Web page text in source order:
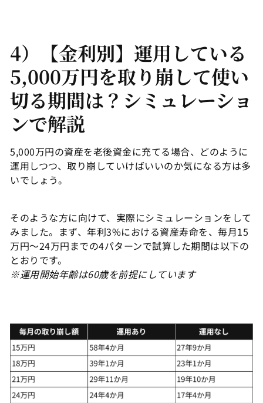
4）【金利別】運用している
5,000万円を取り崩して使い
切る期間は？シミュレーショ
ンで解説
5,000万円の資産を老後資金に充てる場合、どのように
運用しつつ、取り崩していけばいいのか気になる方は多
いでしょう。
そのような方に向けて、実際にシミュレーションをして
みました。まず、年利3%における資産寿命を、毎月15
万円～24万円までの4パターンで試算した期間は以下の
とおりです。
※運用開始年齢は60歳を前提にしています